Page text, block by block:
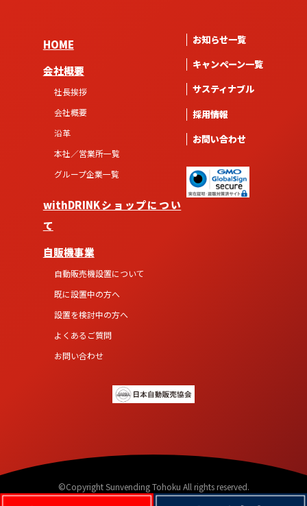
HOME
会社概要
社長挨拶
会社概要
沿革
本社／営業所一覧
グループ企業一覧
withDRINKショップについ
て
自販機事業
自動販売機設置について
既に設置中の方へ
設置を検討中の方へ
よくあるご質問
お問い合わせ
お知らせ一覧
キャンペーン一覧
サスティナブル
採用情報
お問い合わせ
©Copyright Sunvending Tohoku All rights reserved.